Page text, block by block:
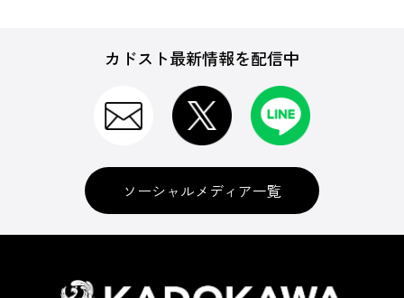
カドスト最新情報を配信中
ソーシャルメディア一覧